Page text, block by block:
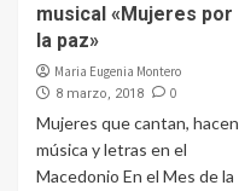
musical «Mujeres por
la paz»
Maria Eugenia Montero
8 marzo, 2018 0
Mujeres que cantan, hacen
música y letras en el
Macedonio En el Mes de la